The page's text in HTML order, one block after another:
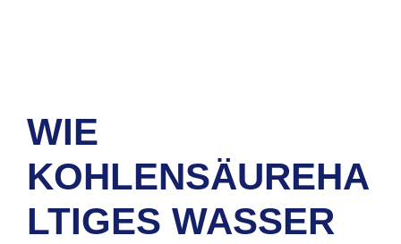
WIE
KOHLENSÄUREHA
LTIGES WASSER